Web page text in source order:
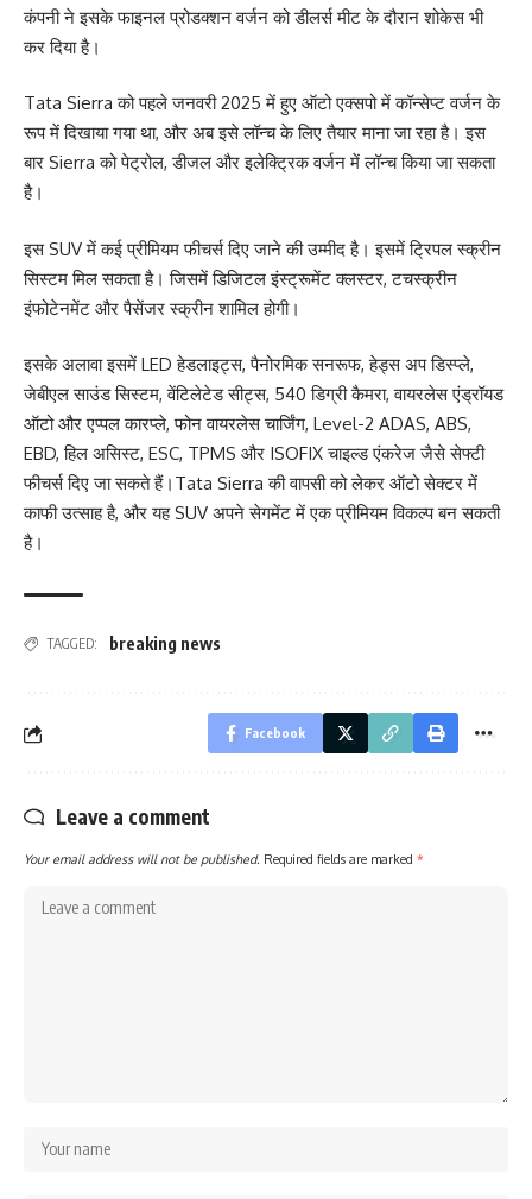
कंपनी ने इसके फाइनल प्रोडक्शन वर्जन को डीलर्स मीट के दौरान शोकेस भी
कर दिया है।
Tata Sierra को पहले जनवरी 2025 में हुए ऑटो एक्सपो में कॉन्सेप्ट वर्जन के
रूप में दिखाया गया था, और अब इसे लॉन्च के लिए तैयार माना जा रहा है। इस
बार Sierra को पेट्रोल, डीजल और इलेक्ट्रिक वर्जन में लॉन्च किया जा सकता
है।
इस SUV में कई प्रीमियम फीचर्स दिए जाने की उम्मीद है। इसमें ट्रिपल स्क्रीन
सिस्टम मिल सकता है। जिसमें डिजिटल इंस्ट्रूमेंट क्लस्टर, टचस्क्रीन
इंफोटेनमेंट और पैसेंजर स्क्रीन शामिल होगी।
इसके अलावा इसमें LED हेडलाइट्स, पैनोरमिक सनरूफ, हेड्स अप डिस्प्ले,
जेबीएल साउंड सिस्टम, वेंटिलेटेड सीट्स, 540 डिग्री कैमरा, वायरलेस एंड्रॉयड
ऑटो और एप्पल कारप्ले, फोन वायरलेस चार्जिंग, Level-2 ADAS, ABS,
EBD, हिल असिस्ट, ESC, TPMS और ISOFIX चाइल्ड एंकरेज जैसे सेफ्टी
फीचर्स दिए जा सकते हैं।Tata Sierra की वापसी को लेकर ऑटो सेक्टर में
काफी उत्साह है, और यह SUV अपने सेगमेंट में एक प्रीमियम विकल्प बन सकती
है।
TAGGED: breaking news
Facebook
Leave a comment
Your email address will not be published. Required fields are marked *